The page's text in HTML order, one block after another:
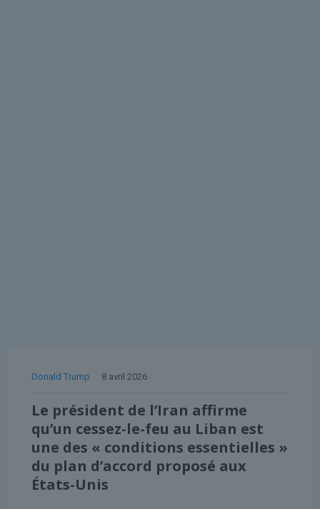
Donald Trump 8 avril 2026
Le président de l’Iran affirme
qu’un cessez-le-feu au Liban est
une des « conditions essentielles »
du plan d’accord proposé aux
États-Unis